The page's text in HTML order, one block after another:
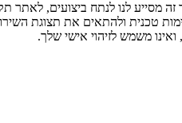
מסייע לנו לנתח ביצועים,
טכנית ולהתאים את תצוגת